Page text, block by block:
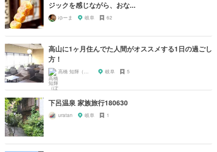
ジックを感じながら、おな...
ゆーま 岐阜 62
高山に1ヶ月住んでた人間がオススメする1日の過ごし
方！
高橋 知輝（ぽんた） 岐阜 5
下呂温泉 家族旅行180630
uratan 岐阜 1